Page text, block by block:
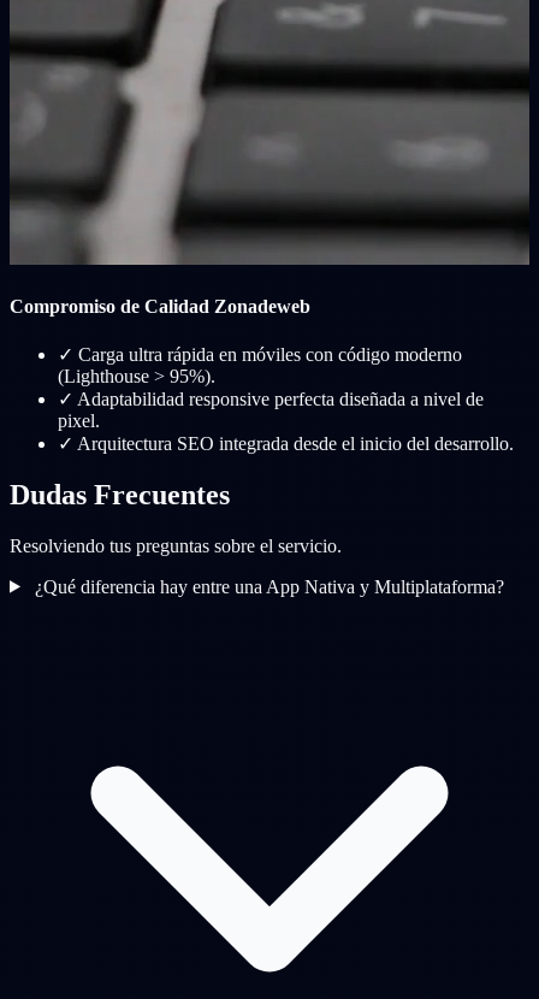
Compromiso de Calidad Zonadeweb
✓ Carga ultra rápida en móviles con código moderno
(Lighthouse > 95%).
✓ Adaptabilidad responsive perfecta diseñada a nivel de
pixel.
✓ Arquitectura SEO integrada desde el inicio del desarrollo.
Dudas Frecuentes
Resolviendo tus preguntas sobre el servicio.
¿Qué diferencia hay entre una App Nativa y Multiplataforma?